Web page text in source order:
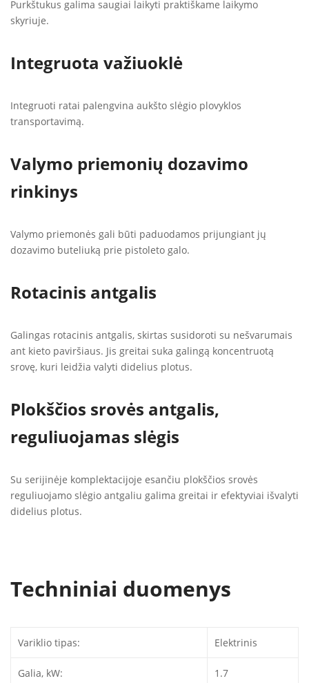
Purkštukus galima saugiai laikyti praktiškame laikymo
skyriuje.
Integruota važiuoklė
Integruoti ratai palengvina aukšto slėgio plovyklos
transportavimą.
Valymo priemonių dozavimo
rinkinys
Valymo priemonės gali būti paduodamos prijungiant jų
dozavimo buteliuką prie pistoleto galo.
Rotacinis antgalis
Galingas rotacinis antgalis, skirtas susidoroti su nešvarumais
ant kieto paviršiaus. Jis greitai suka galingą koncentruotą
srovę, kuri leidžia valyti didelius plotus.
Plokščios srovės antgalis,
reguliuojamas slėgis
Su serijinėje komplektacijoje esančiu plokščios srovės
reguliuojamo slėgio antgaliu galima greitai ir efektyviai išvalyti
didelius plotus.
Techniniai duomenys
Variklio tipas: Elektrinis
Galia, kW: 1.7